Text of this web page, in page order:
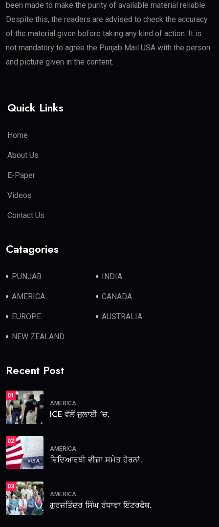
been made to make the purity of available material reliable.
Despite this, the readers are advised to check the accuracy
of the material given before taking any kind of action. It is
not mandatory to agree the Punjab Mail USA with the person
and picture given in the content.
Quick Links
Home
About Us
E-Paper
Videos
Contact Us
Catagories
PUNJAB INDIA
AMERICA CANADA
EUROPE AUSTRALIA
NEW ZEALAND
Recent Post
01
AMERICA
ICE ਵੱਲੋਂ ਜੁਲਾਈ ‘ਚ.
02
AMERICA
ਵਿਦਿਆਰਥੀ ਵੀਜ਼ਾ ਸਮੇਤ ਹੋਰਨਾਂ.
03
AMERICA
ਗੁਰਜਤਿੰਦਰ ਸਿੰਘ ਰੰਧਾਵਾ ਇੰਟਰਫੇਥ.